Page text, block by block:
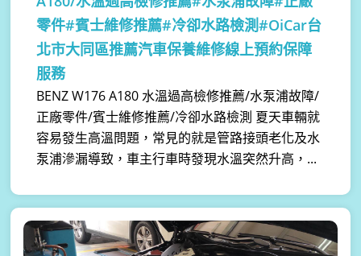
零件#賓士維修推薦#冷卻水路檢測#OiCar台
北市大同區推薦汽車保養維修線上預約保障
服務
BENZ W176 A180 水溫過高檢修推薦/水泵浦故障/
正廠零件/賓士維修推薦/冷卻水路檢測 夏天車輛就
容易發生高溫問題，常見的就是管路接頭老化及水
泵浦滲漏導致，車主行車時發現水溫突然升高，...